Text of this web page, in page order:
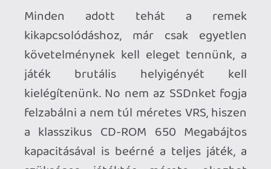
vesztünk, hogy megszűnik az időre
teljesítés nyomása és nem kell előröl
kezdenünk egy kört, ha hibázunk. A C-
Smash VRS ebben a formában is egy
szórakoztató, de immáron könnyedebb
időtöltés, de a Beat Saberre emlékeztető
aktív elemeit megőrizve egy lépéssel
közelebb kerül a Rez, a Tetris Effect vagy
a Humanity által közvetített meditatív VR
élményhez.